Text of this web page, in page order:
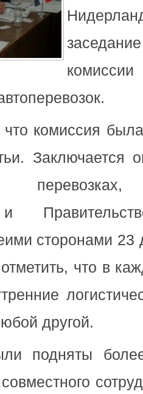
комиссия
Заключается
перевозках,
сторонами 23
что в
другой.
подняты